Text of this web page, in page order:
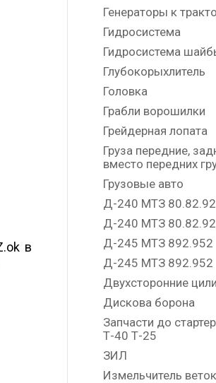
в
Генераторы к
Гидросистема
Гидросистема
Глубокорыхлитель
Головка
Грабли ворошилки
Грейдерная лопата
Груза передние,
вместо передних
Грузовые авто
Д-240 МТЗ
Д-240 МТЗ
Д-245 МТЗ 892.952
Д-245 МТЗ 892.952
Двухсторонние
Дискова борона
Запчасти до
Т-40 Т-25
ЗИЛ
Измельчитель веток